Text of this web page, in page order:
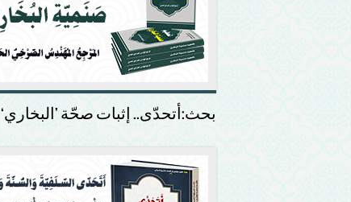
بحث:أتحدّى.. إثبات صحّة ’البخاري‘